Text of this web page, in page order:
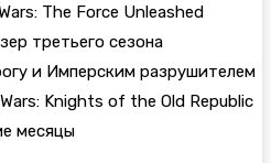
The Force Unleashed
третьего сезона
и Имперским разрушителем
Knights of the Old Republic
месяцы